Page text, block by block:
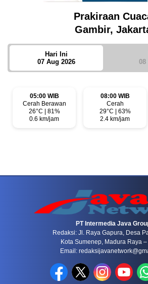
Prakiraan
Gambir,
Hari Ini
07 Aug 2026
08
05:00 WIB
Cerah Berawan
26°C | 81%
0.6 km/jam
08:00 WIB
Cerah
29°C | 63%
2.4 km/jam
PT Intermedia Java
Redaksi: Jl. Raya Gapura, Desa
Kota Sumenep, Madura Raya
Email: